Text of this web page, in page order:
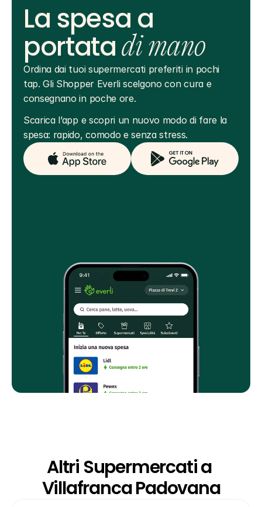
La spesa a
portatadi mano
Ordina dai tuoi supermercati preferiti in pochi
tap. Gli Shopper Everli scelgono con cura e
consegnano in poche ore.
Scarica l’app e scopri un nuovo modo di fare la
spesa: rapido, comodo e senza stress.
Altri Supermercati a
Villafranca Padovana